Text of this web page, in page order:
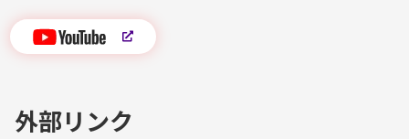
外部リンク